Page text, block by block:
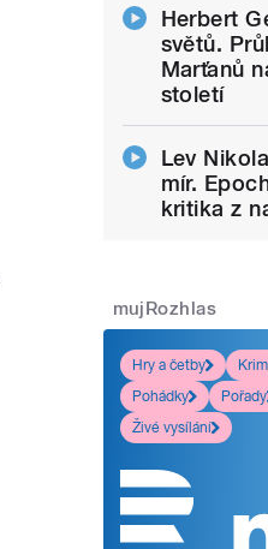
Herbert
světů.
Marťanů
století
Lev
mír.
kritika z
mujRozhlas
Hry a četby
Pohádky
Pořady
Živé vysílání